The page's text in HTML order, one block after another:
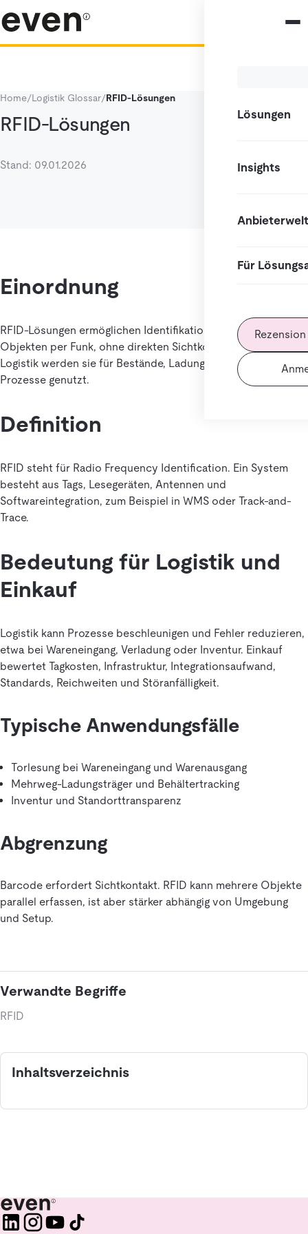
Lösungen
Insights
Anbieterwelt
Für
Home/Logistik Glossar/RFID-Lösungen
RFID-Lösungen
Stand: 09.01.2026
Einordnung
RFID-Lösungen ermöglichen Identifikation und Erfassung von
Objekten per Funk, ohne direkten Sichtkontakt. In der
Logistik werden sie für Bestände, Ladungsträger und
Prozesse genutzt.
Definition
RFID steht für Radio Frequency Identification. Ein System
besteht aus Tags, Lesegeräten, Antennen und
Softwareintegration, zum Beispiel in WMS oder Track-and-
Trace.
Bedeutung für Logistik und
Einkauf
Logistik kann Prozesse beschleunigen und Fehler reduzieren,
etwa bei Wareneingang, Verladung oder Inventur. Einkauf
bewertet Tagkosten, Infrastruktur, Integrationsaufwand,
Standards, Reichweiten und Störanfälligkeit.
Typische Anwendungsfälle
Torlesung bei Wareneingang und Warenausgang
Mehrweg-Ladungsträger und Behältertracking
Inventur und Standorttransparenz
Abgrenzung
Barcode erfordert Sichtkontakt. RFID kann mehrere Objekte
parallel erfassen, ist aber stärker abhängig von Umgebung
und Setup.
Verwandte Begriffe
RFID
Inhaltsverzeichnis